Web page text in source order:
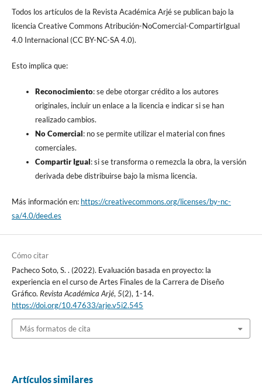
Todos los artículos de la Revista Académica Arjé se publican bajo la
licencia Creative Commons Atribución-NoComercial-CompartirIgual
4.0 Internacional (CC BY-NC-SA 4.0).
Esto implica que:
Reconocimiento: se debe otorgar crédito a los autores
originales, incluir un enlace a la licencia e indicar si se han
realizado cambios.
No Comercial: no se permite utilizar el material con fines
comerciales.
Compartir Igual: si se transforma o remezcla la obra, la versión
derivada debe distribuirse bajo la misma licencia.
Más información en: https://creativecommons.org/licenses/by-nc-
sa/4.0/deed.es
Cómo citar
Pacheco Soto, S. . (2022). Evaluación basada en proyecto: la
experiencia en el curso de Artes Finales de la Carrera de Diseño
Gráfico. Revista Académica Arjé, 5(2), 1-14.
https://doi.org/10.47633/arje.v5i2.545
Más formatos de cita
Artículos similares